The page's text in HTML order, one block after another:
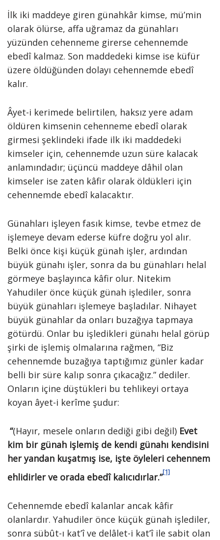
İlk iki maddeye giren günahkâr kimse, mü’min
olarak ölürse, affa uğramaz da günahları
yüzünden cehenneme girerse cehennemde
ebedî kalmaz. Son maddedeki kimse ise küfür
üzere öldüğünden dolayı cehennemde ebedî
kalır.
Âyet-i kerimede belirtilen, haksız yere adam
öldüren kimsenin cehenneme ebedî olarak
girmesi şeklindeki ifade ilk iki maddedeki
kimseler için, cehennemde uzun süre kalacak
anlamındadır; üçüncü maddeye dâhil olan
kimseler ise zaten kâfir olarak öldükleri için
cehennemde ebedî kalacaktır.
Günahları işleyen fasık kimse, tevbe etmez de
işlemeye devam ederse küfre doğru yol alır.
Belki önce kişi küçük günah işler, ardından
büyük günahı işler, sonra da bu günahları helal
görmeye başlayınca kâfir olur. Nitekim
Yahudiler önce küçük günah işlediler, sonra
büyük günahları işlemeye başladılar. Nihayet
büyük günahlar da onları buzağıya tapmaya
götürdü. Onlar bu işledikleri günahı helal görüp
şirki de işlemiş olmalarına rağmen, “Biz
cehennemde buzağıya taptığımız günler kadar
belli bir süre kalıp sonra çıkacağız.” dediler.
Onların içine düştükleri bu tehlikeyi ortaya
koyan âyet-i kerîme şudur:
“(Hayır, mesele onların dediği gibi değil) Evet
kim bir günah işlemiş de kendi günahı kendisini
her yandan kuşatmış ise, işte öyleleri cehennem
ehlidirler ve orada ebedî kalıcıdırlar.”[1]
Cehennemde ebedî kalanlar ancak kâfir
olanlardır. Yahudiler önce küçük günah işlediler,
sonra sübût-ı kat’î ve delâlet-i kat’î ile sabit olan